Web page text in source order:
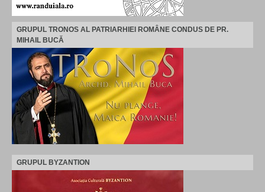
GRUPUL TRONOS AL PATRIARHIEI ROMÂNE CONDUS DE PR.
MIHAIL BUCĂ
GRUPUL BYZANTION